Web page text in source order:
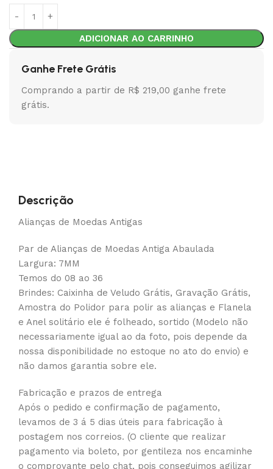
ADICIONAR AO CARRINHO
Ganhe Frete Grátis
Comprando a partir de R$ 219,00 ganhe frete
grátis.
Descrição
Alianças de Moedas Antigas
Par de Alianças de Moedas Antiga Abaulada
Largura: 7MM
Temos do 08 ao 36
Brindes: Caixinha de Veludo Grátis, Gravação Grátis,
Amostra do Polidor para polir as alianças e Flanela
e Anel solitário ele é folheado, sortido (Modelo não
necessariamente igual ao da foto, pois depende da
nossa disponibilidade no estoque no ato do envio) e
não damos garantia sobre ele.
Fabricação e prazos de entrega
Após o pedido e confirmação de pagamento,
levamos de 3 á 5 dias úteis para fabricação à
postagem nos correios. (O cliente que realizar
pagamento via boleto, por gentileza nos encaminhe
o comprovante pelo chat, pois conseguimos agilizar